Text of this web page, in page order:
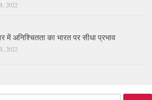
2022
में अनिश्चितता का भारत पर सीधा प्रभाव
2022